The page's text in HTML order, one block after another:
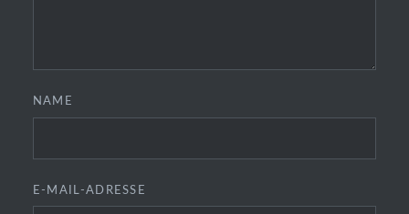
NAME
E-MAIL-ADRESSE